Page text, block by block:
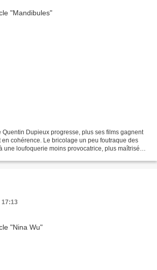
Quentin Dupieux progresse, plus ses films gagnent
cohérence. Le bricolage un peu foutraque des
une loufoquerie moins provocatrice, plus maîtrisée
17:13